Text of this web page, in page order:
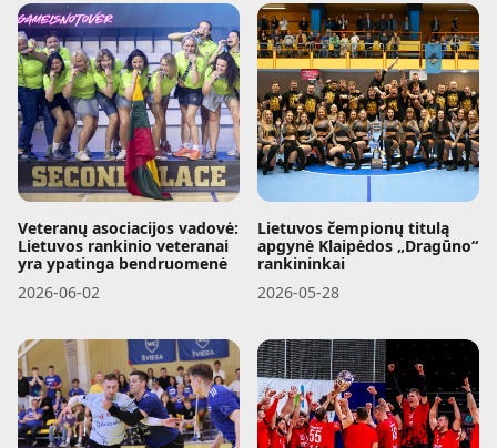
Veteranų asociacijos vadovė:
Lietuvos rankinio veteranai
yra ypatinga bendruomenė
2026-06-02
Lietuvos čempionų titulą
apgynė Klaipėdos „Dragūno“
rankininkai
2026-05-28